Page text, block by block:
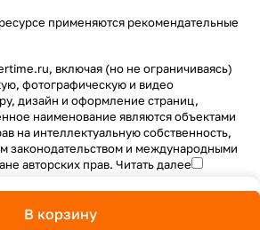
В корзину
применяются рекомендательные
включая (но не ограничиваясь)
фотографическую и видео
дизайн и оформление страниц,
наименование являются объектами
на интеллектуальную собственность,
законодательством и международными
авторских прав. Читать далее